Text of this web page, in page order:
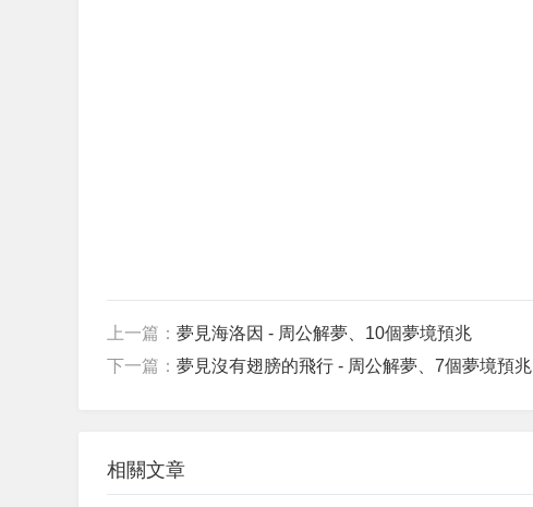
上一篇： 夢見海洛因 - 周公解夢、10個夢境預兆
下一篇： 夢見沒有翅膀的飛行 - 周公解夢、7個夢境預兆
相關文章